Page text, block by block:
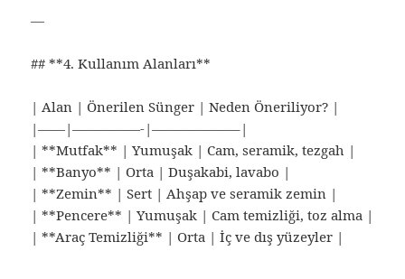
—
## **4. Kullanım Alanları**
| Alan | Önerilen Sünger | Neden Öneriliyor? |
|——|—————-|——————–|
| **Mutfak** | Yumuşak | Cam, seramik, tezgah |
| **Banyo** | Orta | Duşakabi, lavabo |
| **Zemin** | Sert | Ahşap ve seramik zemin |
| **Pencere** | Yumuşak | Cam temizliği, toz alma |
| **Araç Temizliği** | Orta | İç ve dış yüzeyler |